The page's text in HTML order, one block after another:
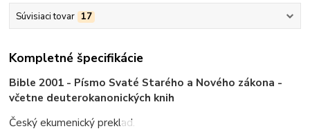
Súvisiaci tovar 17
Kompletné špecifikácie
Bible 2001 - Písmo Svaté Starého a Nového zákona -
včetne deuterokanonických knih
Český ekumenický preklad.